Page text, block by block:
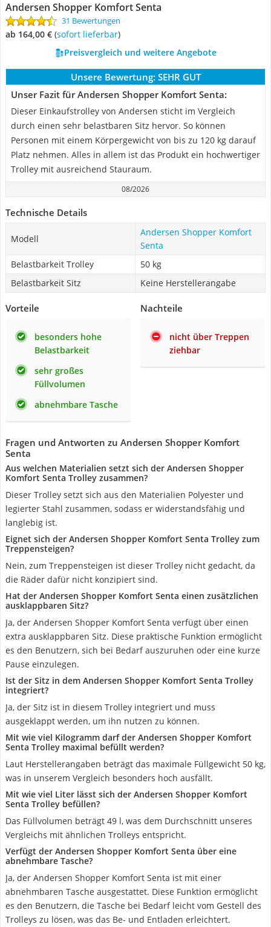
Andersen Shopper Komfort Senta
31 Bewertungen
ab 164,00 € ( Sofort lieferbar)
Preisvergleich und weitere Angebote
Unsere Bewertung: SEHR GUT
Unser Fazit für Andersen Shopper Komfort Senta:
Dieser Einkaufstrolley von Andersen sticht im Vergleich
durch einen sehr belastbaren Sitz hervor. So können
Personen mit einem Körpergewicht von bis zu 120 kg darauf
Platz nehmen. Alles in allem ist das Produkt ein hochwertiger
Trolley mit ausreichend Stauraum.
08/2026
Technische Details
Modell
Andersen Shopper Komfort
Senta
Belastbarkeit Trolley
50 kg
Belastbarkeit Sitz
Keine Herstellerangabe
Vorteile
besonders hohe
Belastbarkeit
sehr großes
Füllvolumen
abnehmbare Tasche
Nachteile
nicht über Treppen
ziehbar
Fragen und Antworten zu Andersen Shopper Komfort
Senta
Aus welchen Materialien setzt sich der Andersen Shopper
Komfort Senta Trolley zusammen?
Dieser Trolley setzt sich aus den Materialien Polyester und
legierter Stahl zusammen, sodass er widerstandsfähig und
langlebig ist.
Eignet sich der Andersen Shopper Komfort Senta Trolley zum
Treppensteigen?
Nein, zum Treppensteigen ist dieser Trolley nicht gedacht, da
die Räder dafür nicht konzipiert sind.
Hat der Andersen Shopper Komfort Senta einen zusätzlichen
ausklappbaren Sitz?
Ja, der Andersen Shopper Komfort Senta verfügt über einen
extra ausklappbaren Sitz. Diese praktische Funktion ermöglicht
es den Benutzern, sich bei Bedarf auszuruhen oder eine kurze
Pause einzulegen.
Ist der Sitz in dem Andersen Shopper Komfort Senta Trolley
integriert?
Ja, der Sitz ist in diesem Trolley integriert und muss
ausgeklappt werden, um ihn nutzen zu können.
Mit wie viel Kilogramm darf der Andersen Shopper Komfort
Senta Trolley maximal befüllt werden?
Laut Herstellerangaben beträgt das maximale Füllgewicht 50 kg,
was in unserem Vergleich besonders hoch ausfällt.
Mit wie viel Liter lässt sich der Andersen Shopper Komfort
Senta Trolley befüllen?
Das Füllvolumen beträgt 49 l, was dem Durchschnitt unseres
Vergleichs mit ähnlichen Trolleys entspricht.
Verfügt der Andersen Shopper Komfort Senta über eine
abnehmbare Tasche?
Ja, der Andersen Shopper Komfort Senta ist mit einer
abnehmbaren Tasche ausgestattet. Diese Funktion ermöglicht
es den Benutzern, die Tasche bei Bedarf leicht vom Gestell des
Trolleys zu lösen, was das Be- und Entladen erleichtert.